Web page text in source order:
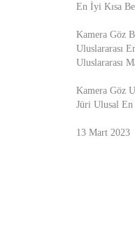
En İyi Kısa
Kamera Göz
Uluslararası
Uluslararası
Kamera Göz
Jüri Ulusal En
13 Mart 2023